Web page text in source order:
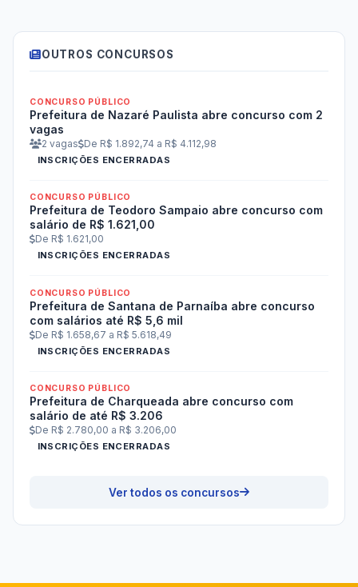
OUTROS CONCURSOS
CONCURSO PÚBLICO
Prefeitura de Nazaré Paulista abre concurso com 2
vagas
2 vagas De R$ 1.892,74 a R$ 4.112,98
INSCRIÇÕES ENCERRADAS
CONCURSO PÚBLICO
Prefeitura de Teodoro Sampaio abre concurso com
salário de R$ 1.621,00
De R$ 1.621,00
INSCRIÇÕES ENCERRADAS
CONCURSO PÚBLICO
Prefeitura de Santana de Parnaíba abre concurso
com salários até R$ 5,6 mil
De R$ 1.658,67 a R$ 5.618,49
INSCRIÇÕES ENCERRADAS
CONCURSO PÚBLICO
Prefeitura de Charqueada abre concurso com
salário de até R$ 3.206
De R$ 2.780,00 a R$ 3.206,00
INSCRIÇÕES ENCERRADAS
Ver todos os concursos